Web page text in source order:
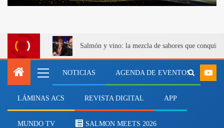
Salmón y vino: la mezcla de sabores que
NOTICIAS AGENDA DE EVENTOS
LÁMINAS ACS REVISTA DIGITAL APP
MUNDO TV SALMON MEETS 2026
Yadrán